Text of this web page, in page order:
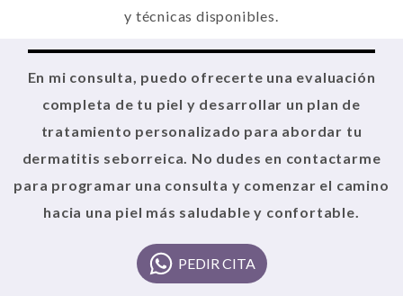
y técnicas disponibles.
En mi consulta, puedo ofrecerte una evaluación
completa de tu piel y desarrollar un plan de
tratamiento personalizado para abordar tu
dermatitis seborreica. No dudes en contactarme
para programar una consulta y comenzar el camino
hacia una piel más saludable y confortable.
PEDIR CITA